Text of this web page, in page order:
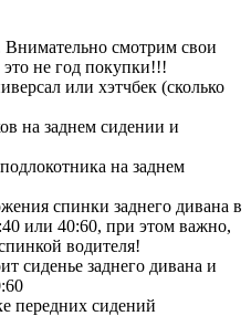
Внимательно смотрим свои
не год покупки!!!
или хэтчбек (сколько
на заднем сидении и
на заднем
спинки заднего дивана в
или 40:60, при этом важно,
водителя!
сиденье заднего дивана и
передних сидений